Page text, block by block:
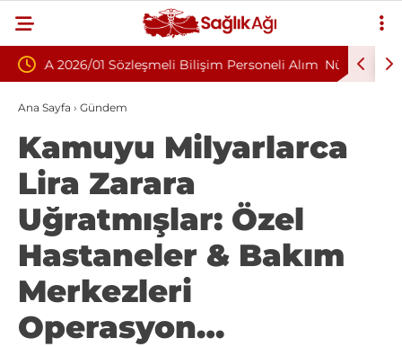
Personeli Alım Nükleoplasti mi, Ameliyat mı? Bel ve Boyun
Fıtığında Doğru Tedavi Seçimi
Ana Sayfa › Gündem
Kamuyu Milyarlarca
Lira Zarara
Uğratmışlar: Özel
Hastaneler & Bakım
Merkezleri
Operasyon…